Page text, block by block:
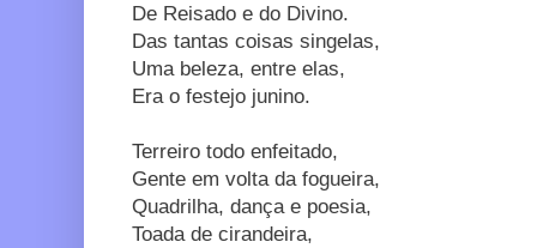
De Reisado e do Divino.
Das tantas coisas singelas,
Uma beleza, entre elas,
Era o festejo junino.
Terreiro todo enfeitado,
Gente em volta da fogueira,
Quadrilha, dança e poesia,
Toada de cirandeira,